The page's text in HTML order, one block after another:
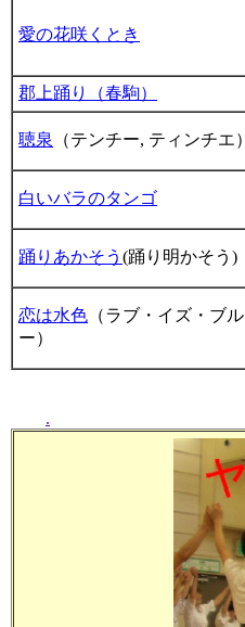
愛の花咲くとき
郡上踊り（春駒）
聴泉 （テンチー, ティンチエ）
白いバラのタンゴ
踊りあかそう (踊り明かそう)
恋は水色 （ラブ・イズ・ブル
ー）
.